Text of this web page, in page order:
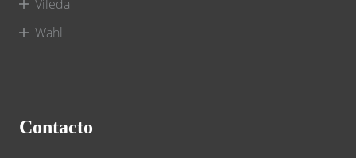
Vileda
Wahl
Contacto